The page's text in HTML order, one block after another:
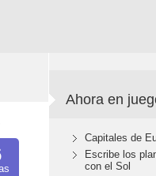
Ahora en
Capitales de
Escribe los
con el Sol